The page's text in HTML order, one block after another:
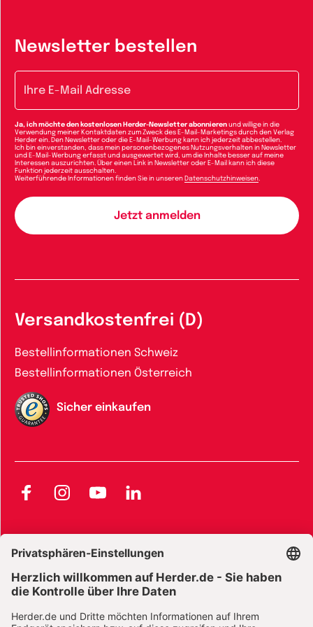
Newsletter bestellen
Ja, ich möchte den kostenlosen Herder-Newsletter abonnieren und willige in die
Verwendung meiner Kontaktdaten zum Zweck des E-Mail-Marketings durch den Verlag
Herder ein. Den Newsletter oder die E-Mail-Werbung kann ich jederzeit abbestellen.
Ich bin einverstanden, dass mein personenbezogenes Nutzungsverhalten in Newsletter
und E-Mail-Werbung erfasst und ausgewertet wird, um die Inhalte besser auf meine
Interessen auszurichten. Über einen Link in Newsletter oder E-Mail kann ich diese
Funktion jederzeit ausschalten.
Weiterführende Informationen finden Sie in unseren Datenschutzhinweisen.
Versandkostenfrei (D)
Bestellinformationen Schweiz
Bestellinformationen Österreich
Sicher einkaufen
FacebookInstagramYouTubeLinkedIn
Widerrufsbelehrung E-Books
Widerrufsbelehrung Zeitschriften Datenschutz
Datenschutz Social Media Barrierefreiheit